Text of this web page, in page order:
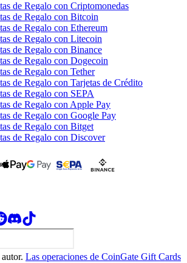
de Regalo con Criptomonedas
de Regalo con Bitcoin
de Regalo con Ethereum
de Regalo con Litecoin
de Regalo con Binance
de Regalo con Dogecoin
de Regalo con Tether
de Regalo con Tarjetas de Crédito
de Regalo con SEPA
de Regalo con Apple Pay
de Regalo con Google Pay
de Regalo con Bitget
de Regalo con Discover
Las operaciones de CoinGate Gift Cards